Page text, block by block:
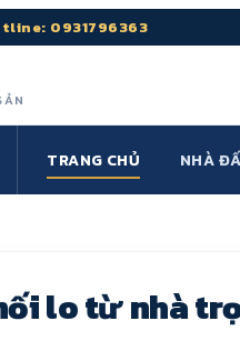
0931796363
TRANG CHỦ NHÀ
lo từ nhà